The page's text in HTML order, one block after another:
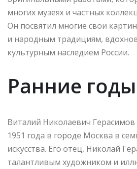
многих музеях и частных
Он посвятил многие свои
и народным традициям,
культурным наследием России.
Ранние годы
Виталий Николаевич
1951 года в городе Москва в
искусства. Его отец, Николай
талантливым художником и